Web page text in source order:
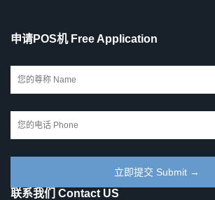
申请POS机 Free Application
联系我们 Contact US